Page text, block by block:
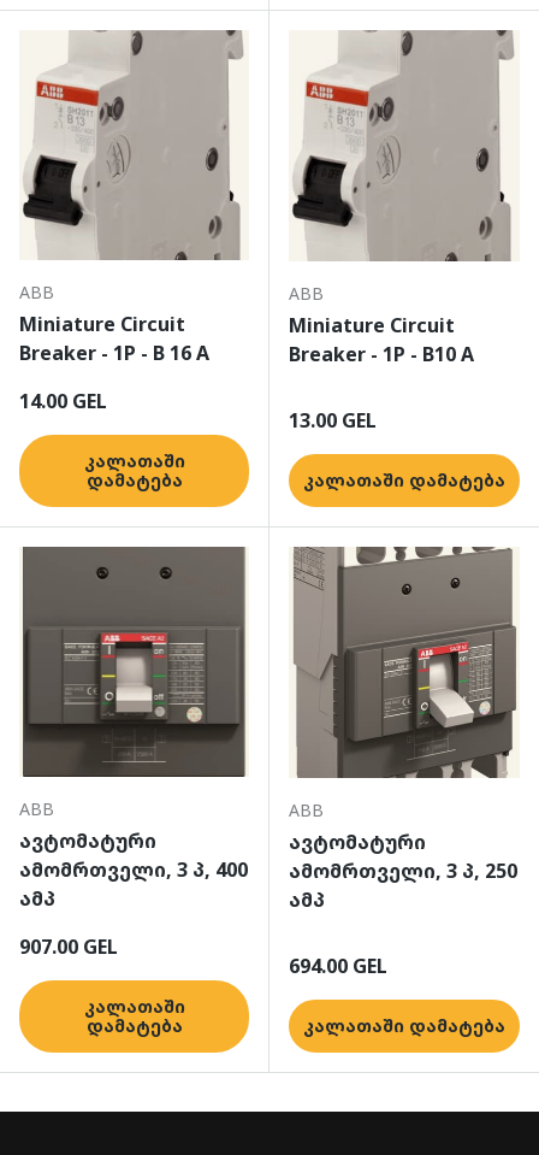
ABB
Miniature Circuit
Breaker - 1P - B 16 A
ჩვეულებრივი ფასი
14.00 GEL
კალათაში
დამატება
ABB
Miniature Circuit
Breaker - 1P - B10 A
ჩვეულებრივი ფასი
13.00 GEL
კალათაში დამატება
ABB
ავტომატური
ამომრთველი, 3 პ, 400
ამპ
ჩვეულებრივი ფასი
907.00 GEL
კალათაში
დამატება
ABB
ავტომატური
ამომრთველი, 3 პ, 250
ამპ
ჩვეულებრივი ფასი
694.00 GEL
კალათაში დამატება